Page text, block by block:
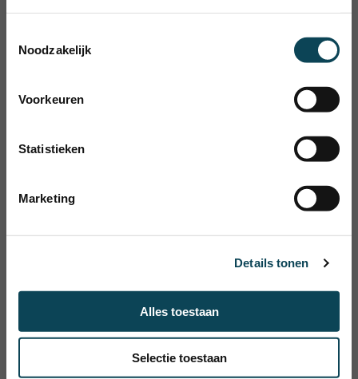
Noodzakelijk
Voorkeuren
Statistieken
Marketing
Details tonen
Alles toestaan
Selectie toestaan